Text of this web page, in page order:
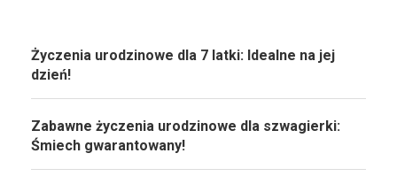
Życzenia urodzinowe dla 7 latki: Idealne na jej
dzień!
Zabawne życzenia urodzinowe dla szwagierki:
Śmiech gwarantowany!